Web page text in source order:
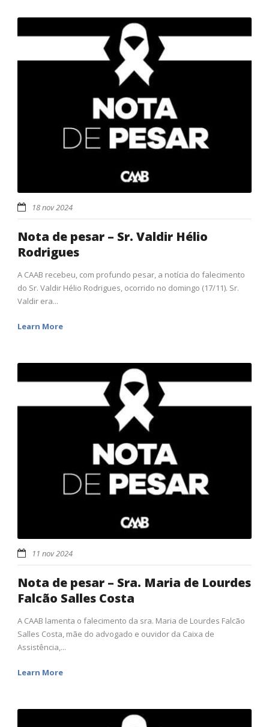
18 nov 2024
Nota de pesar – Sr. Valdir Hélio
Rodrigues
A CAAB recebeu, com profundo pesar, a notícia do falecimento
do Sr. Valdir Hélio Rodrigues, ocorrido no domingo (17/11). Sr.
Valdir era...
Learn More
11 nov 2024
Nota de pesar – Sra. Maria de Lourdes
Falcão Salles Costa
A CAAB lamenta o falecimento da sra. Maria de Lourdes Falcão
Salles Costa, mãe do advogado e ouvidor da Caixa de
Assistência,...
Learn More